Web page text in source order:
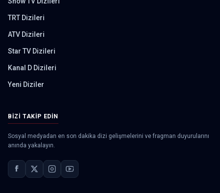
TRT Dizileri
ATV Dizileri
Star TV Dizileri
Kanal D Dizileri
Yeni Diziler
BIZI TAKIP EDIN
Sosyal medyadan en son dakika dizi gelişmelerini ve fragman duyurularını
anında yakalayın.